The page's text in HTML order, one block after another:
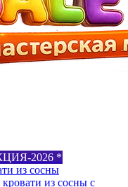
2026 *
из сосны
из сосны с